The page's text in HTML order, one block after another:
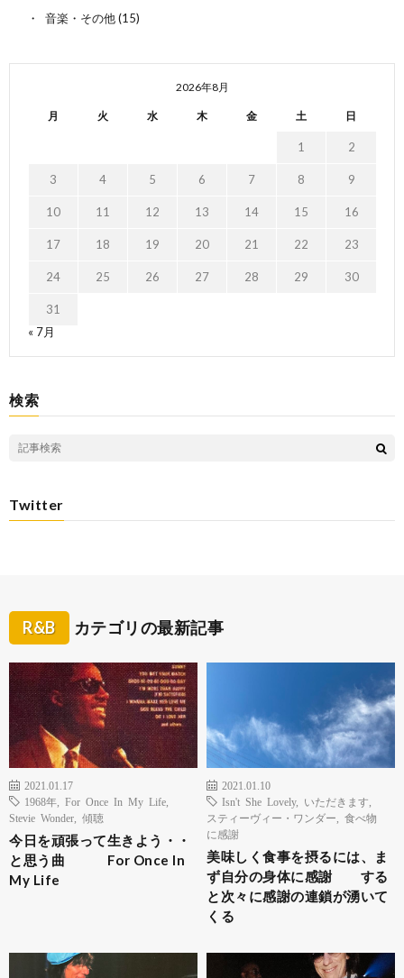
音楽・その他(15)
2026年8月
月 火 水 木 金 土 日
1 2
3 4 5 6 7 8 9
10 11 12 13 14 15 16
17 18 19 20 21 22 23
24 25 26 27 28 29 30
31
« 7月
検索
Twitter
R&B カテゴリの最新記事
2021.01.17
1968年
For Once In My Life
Stevie Wonder
傾聴
今日を頑張って生きよう・・
と思う曲 For Once In
My Life
2021.01.10
Isn't She Lovely, いただきます
スティーヴィー・ワンダー
食べ物
に感謝
美味しく食事を摂るには、ま
ず自分の身体に感謝 する
と次々に感謝の連鎖が湧いて
くる